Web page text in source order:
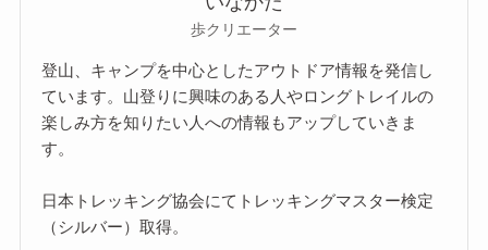
歩クリエーター
登山、キャンプを中心としたアウトドア情報を発信し
ています。山登りに興味のある人やロングトレイルの
楽しみ方を知りたい人への情報もアップしていきま
す。
日本トレッキング協会にてトレッキングマスター検定
（シルバー）取得。